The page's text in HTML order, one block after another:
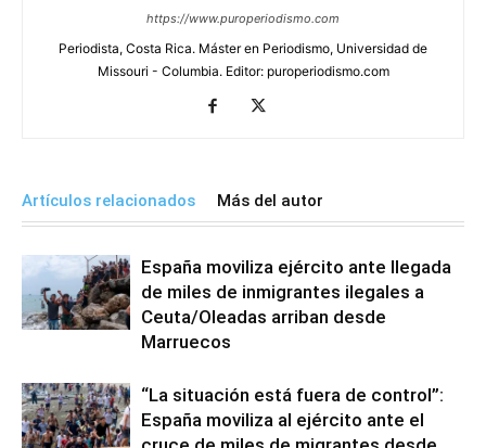
https://www.puroperiodismo.com
Periodista, Costa Rica. Máster en Periodismo, Universidad de
Missouri - Columbia. Editor: puroperiodismo.com
Artículos relacionados Más del autor
España moviliza ejército ante llegada
de miles de inmigrantes ilegales a
Ceuta/Oleadas arriban desde
Marruecos
“La situación está fuera de control”:
España moviliza al ejército ante el